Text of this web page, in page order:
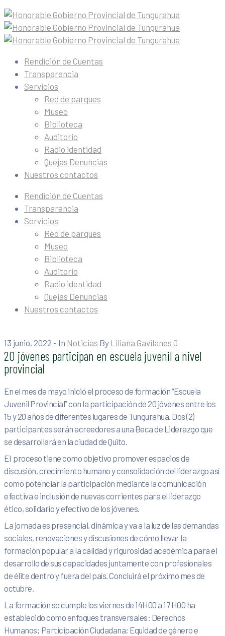
Rendición de Cuentas
Transparencia
Servicios
Red de parques
Museo
Biblioteca
Auditorio
Radio identidad
Quejas Denuncias
Nuestros contactos
Rendición de Cuentas
Transparencia
Servicios
Red de parques
Museo
Biblioteca
Auditorio
Radio identidad
Quejas Denuncias
Nuestros contactos
13 junio, 2022 - In Noticias By Liliana Gavilanes 0
20 jóvenes participan en escuela juvenil a nivel
provincial
En el mes de mayo inició el proceso de formación “Escuela
Juvenil Provincial” con la participación de 20 jóvenes entre los
15 y 20 años de diferentes lugares de Tungurahua. Dos (2)
participantes serán acreedores a una Beca de Liderazgo que
se desarrollará en la ciudad de Quito.
El proceso tiene como objetivo promover espacios de
discusión, crecimiento humano y consolidación del liderazgo así
como potenciar la participación mediante la comunicación
efectiva e inclusión de nuevas corrientes para el liderazgo
ético, solidario y efectivo de los jóvenes.
La jornada es presencial, dinámica y va a la luz de las demandas
sociales, renovaciones y discusiones de cómo llevar la
formación popular a la calidad y rigurosidad académica para el
desarrollo de sus capacidades juntamente con profesionales
de élite dentro y fuera del país. Concluirá el próximo mes de
octubre.
La formación se cumple los viernes de 14H00 a 17 H00 ha
establecido como enfoques transversales: Derechos
Humanos; Participación Ciudadana; Equidad de género e